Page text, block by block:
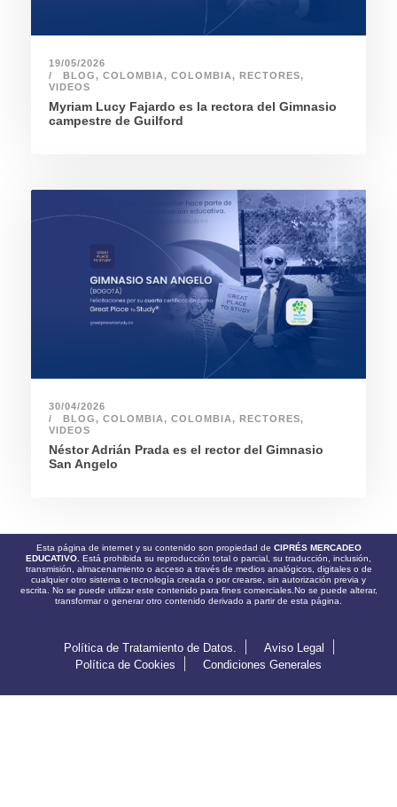
19/05/2026
BLOG, COLOMBIA, COLOMBIA, RECTORES,
VIDEOS
Myriam Lucy Fajardo es la rectora del Gimnasio
campestre de Guilford
30/04/2026
BLOG, COLOMBIA, COLOMBIA, RECTORES,
VIDEOS
Néstor Adrián Prada es el rector del Gimnasio
San Angelo
Esta página de internet y su contenido son propiedad de CIPRÉS MERCADEO
EDUCATIVO. Está prohibida su reproducción total o parcial, su traducción, inclusión,
transmisión, almacenamiento o acceso a través de medios analógicos, digitales o de
cualquier otro sistema o tecnología creada o por crearse, sin autorización previa y
escrita. No se puede utilizar este contenido para fines comerciales.No se puede alterar,
transformar o generar otro contenido derivado a partir de esta página.
Política de Tratamiento de Datos.
Aviso Legal
Política de Cookies
Condiciones Generales